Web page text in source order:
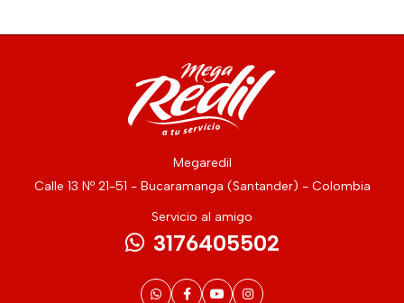
Megaredil
Calle 13 Nº 21-51 - Bucaramanga (Santander) - Colombia
Servicio al amigo
3176405502